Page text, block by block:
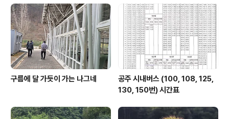
구름에 달 가듯이 가는 나그네
공주 시내버스 (100, 108, 125,
130, 150번) 시간표